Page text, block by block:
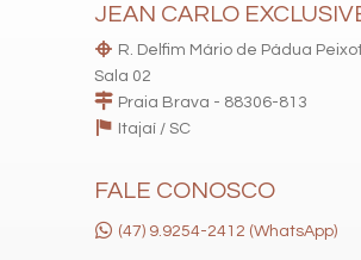
JEAN CARLO
R. Delfim Mário de Pádua
Sala 02
Praia Brava - 88306-813
Itajaí / SC
FALE CONOSCO
(47) 9.9254-2412 (WhatsApp)